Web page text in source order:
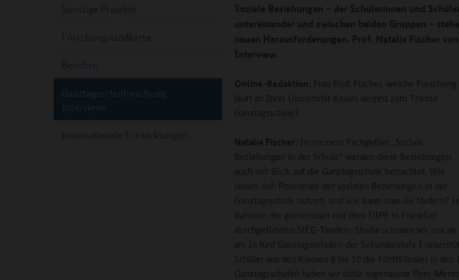
Soziale Beziehungen – der Schülerinnen und
untereinander und zwischen beiden Gruppen –
neuen Herausforderungen. Prof. Natalie Fischer
Interview.
Online-Redaktion: Frau Prof. Fischer, welche Forschung
läuft an Ihrer Universität Kassel derzeit zum Thema
Ganztagsschule?
Natalie Fischer: In meinem Fachgebiet „Soziale
Beziehungen in der Schule“ werden diese Beziehungen
auch mit Blick auf die Ganztagsschule betrachtet. Wie
lassen sich Potenziale der sozialen Beziehungen in der
Ganztagsschule nutzen, und wie kann man sie fördern? Im
Rahmen der gemeinsam mit dem DIPF in Frankfurt
durchgeführten StEG-Tandem-Studie schauen wir uns
an: In fünf Ganztagsschulen der Sekundarstufe I
Schüler aus den Klassen 8 bis 10 die Fünftklässler in
Ganztagsschulen haben wir dafür sogenannte Peer-
Sonstige Projekte
Forschungslandkarte
Berichte
Ganztagsschulforschung:
Interviews
Internationale Entwicklungen